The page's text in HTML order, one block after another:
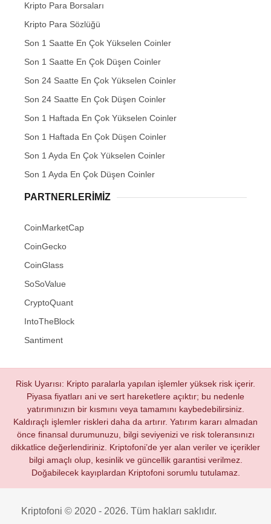
Kripto Para Borsaları
Kripto Para Sözlüğü
Son 1 Saatte En Çok Yükselen Coinler
Son 1 Saatte En Çok Düşen Coinler
Son 24 Saatte En Çok Yükselen Coinler
Son 24 Saatte En Çok Düşen Coinler
Son 1 Haftada En Çok Yükselen Coinler
Son 1 Haftada En Çok Düşen Coinler
Son 1 Ayda En Çok Yükselen Coinler
Son 1 Ayda En Çok Düşen Coinler
PARTNERLERIMIZ
CoinMarketCap
CoinGecko
CoinGlass
SoSoValue
CryptoQuant
IntoTheBlock
Santiment
Risk Uyarısı: Kripto paralarla yapılan işlemler yüksek risk içerir.
Piyasa fiyatları ani ve sert hareketlere açıktır; bu nedenle
yatırımınızın bir kısmını veya tamamını kaybedebilirsiniz.
Kaldıraçlı işlemler riskleri daha da artırır. Yatırım kararı almadan
önce finansal durumunuzu, bilgi seviyenizi ve risk toleransınızı
dikkatlice değerlendiriniz. Kriptofoni’de yer alan veriler ve içerikler
bilgi amaçlı olup, kesinlik ve güncellik garantisi verilmez.
Doğabilecek kayıplardan Kriptofoni sorumlu tutulamaz.
Kriptofoni © 2020 - 2026. Tüm hakları saklıdır.